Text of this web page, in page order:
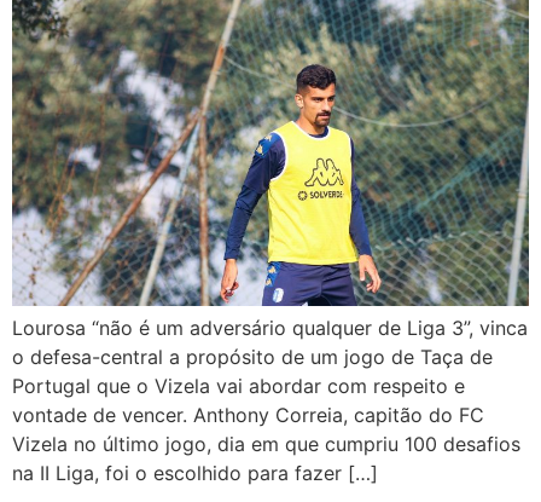
Lourosa “não é um adversário qualquer de Liga 3”, vinca
o defesa-central a propósito de um jogo de Taça de
Portugal que o Vizela vai abordar com respeito e
vontade de vencer. Anthony Correia, capitão do FC
Vizela no último jogo, dia em que cumpriu 100 desafios
na II Liga, foi o escolhido para fazer […]